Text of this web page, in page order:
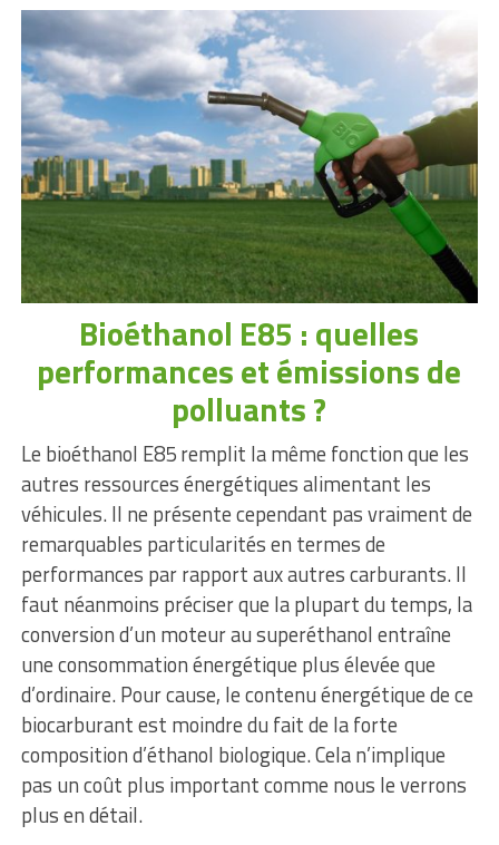
Bioéthanol E85 : quelles
performances et émissions de
polluants ?
Le bioéthanol E85 remplit la même fonction que les
autres ressources énergétiques alimentant les
véhicules. Il ne présente cependant pas vraiment de
remarquables particularités en termes de
performances par rapport aux autres carburants. Il
faut néanmoins préciser que la plupart du temps, la
conversion d’un moteur au superéthanol entraîne
une consommation énergétique plus élevée que
d’ordinaire. Pour cause, le contenu énergétique de ce
biocarburant est moindre du fait de la forte
composition d’éthanol biologique. Cela n’implique
pas un coût plus important comme nous le verrons
plus en détail.